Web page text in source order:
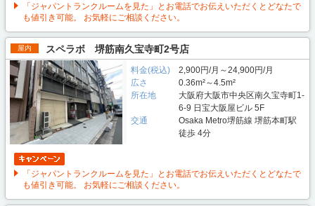
「ジャパントランクルームを見た」とお電話でお伝えいただくとどなたで
も値引き可能。 お気軽にご相談ください。
屋内 スペラボ 堺筋南久宝寺町2号店
料金(税込)
2,900円/月～24,900円/月
広さ
0.36m²～4.5m²
所在地
大阪府大阪市中央区南久宝寺町1-
6-9 日宝大阪屋ビル 5F
交通
Osaka Metro堺筋線 堺筋本町駅
徒歩 4分
「ジャパントランクルームを見た」とお電話でお伝えいただくとどなたで
も値引き可能。 お気軽にご相談ください。